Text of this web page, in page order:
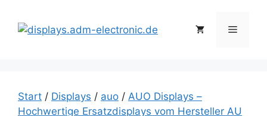
Inhalt
springen
Menü
Start / Displays / auo / AUO Displays –
Hochwertige Ersatzdisplays vom Hersteller AU